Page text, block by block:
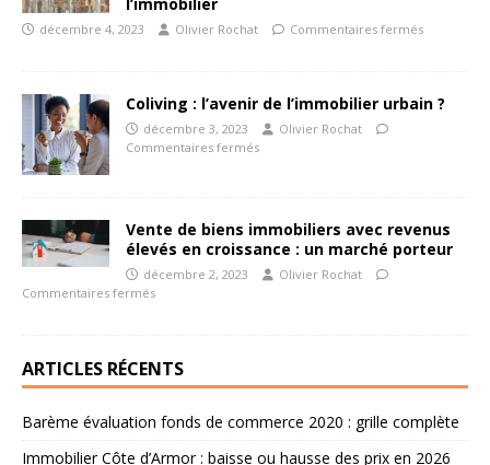
décembre 4, 2023 Olivier Rochat Commentaires fermés
Coliving : l’avenir de l’immobilier urbain ?
décembre 3, 2023
Olivier Rochat
Commentaires fermés
Vente de biens immobiliers avec revenus
élevés en croissance : un marché porteur
décembre 2, 2023
Olivier Rochat
Commentaires fermés
ARTICLES RÉCENTS
Barème évaluation fonds de commerce 2020 : grille complète
Immobilier Côte d’Armor : baisse ou hausse des prix en 2026